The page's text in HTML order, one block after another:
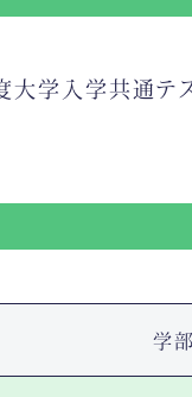
学入学共通テ
学